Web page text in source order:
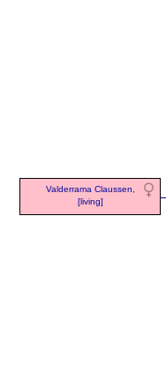
Valderrama Claussen,
[living]